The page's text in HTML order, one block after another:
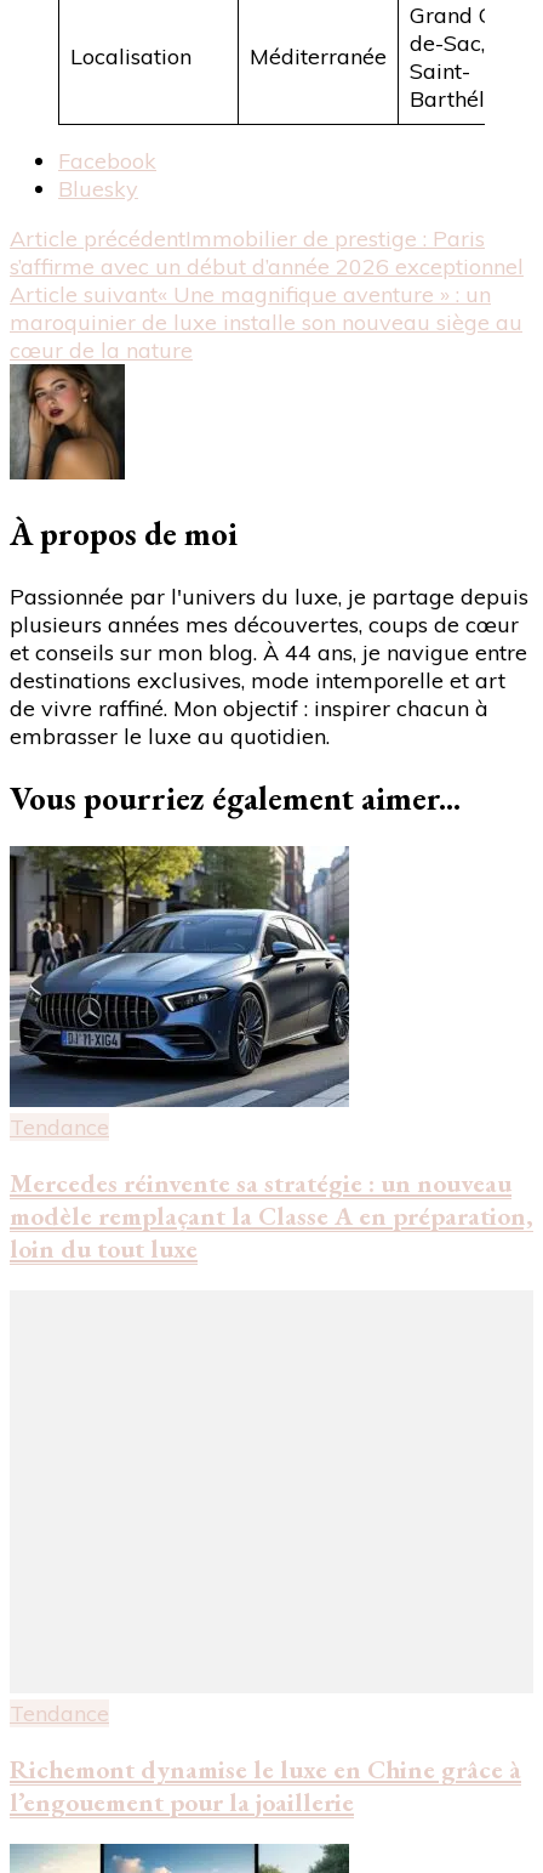
Localisation Méditerranée
Grand Cul-
de-Sac,
Saint-
Barthélémy
Partager
"Voyages
2026
:
Entre
élégance
maritime
et
découvertes
inédites"
Facebook
Bluesky
Navigation
d'article
Article précédentImmobilier de prestige : Paris
s’affirme avec un début d’année 2026 exceptionnel
Article suivant« Une magnifique aventure » : un
maroquinier de luxe installe son nouveau siège au
cœur de la nature
À propos de moi
Passionnée par l'univers du luxe, je partage depuis
plusieurs années mes découvertes, coups de cœur
et conseils sur mon blog. À 44 ans, je navigue entre
destinations exclusives, mode intemporelle et art
de vivre raffiné. Mon objectif : inspirer chacun à
embrasser le luxe au quotidien.
Vous pourriez également aimer...
Tendance
Mercedes réinvente sa stratégie : un nouveau
modèle remplaçant la Classe A en préparation,
loin du tout luxe
Tendance
Richemont dynamise le luxe en Chine grâce à
l’engouement pour la joaillerie